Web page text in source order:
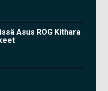
Asus ROG Kithara